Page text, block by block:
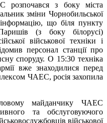
розпочався з боку міста
зміни Чорнобильської
що біля пункту
(з боку білорусі)
військової техніки і
персонал станції про
споруду. О 15:30 техніка
вже знаходилися перед
ЧАЕС, росія захопила
майданчику ЧАЕС
та обслуговуючого
військової